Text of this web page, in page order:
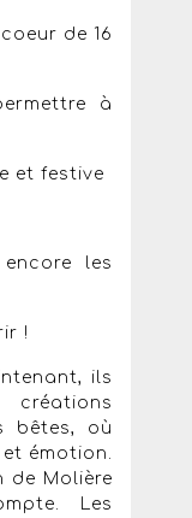
de 16
à
et festive
les
!
ils
bêtes, où
émotion.
de Molière
Les